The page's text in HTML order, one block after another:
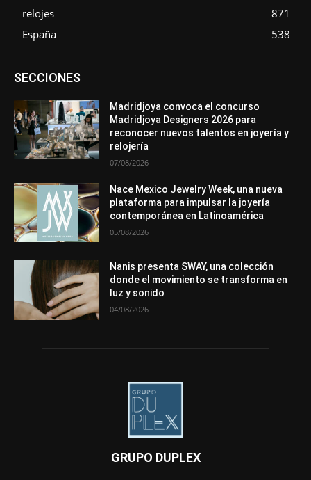
relojes
871
España
538
SECCIONESAsociaciones
Entrevistas
Mundo Técnico
Novedades Opiniones
Perspectiva
Premios
Secciones Sin categoría
Más
Madridjoya convoca el concurso
Madridjoya Designers 2026 para
reconocer nuevos talentos en joyería y
relojería
07/08/2026
Nace Mexico Jewelry Week, una nueva
plataforma para impulsar la joyería
contemporánea en Latinoamérica
05/08/2026
Nanis presenta SWAY, una colección
donde el movimiento se transforma en
luz y sonido
04/08/2026
GRUPO DUPLEX